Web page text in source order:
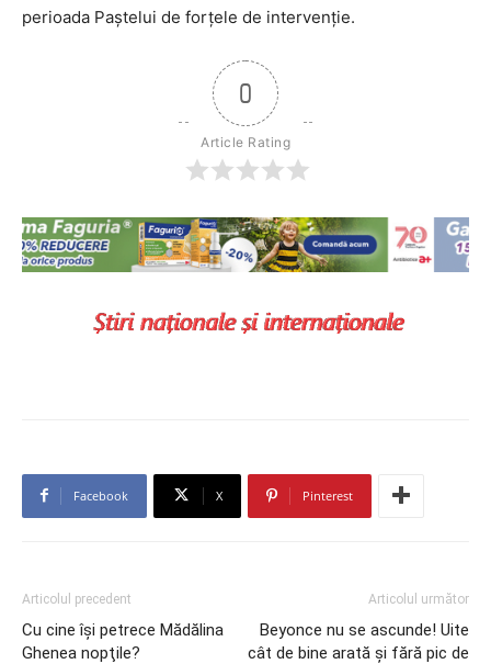
perioada Paştelui de forţele de intervenţie.
0
Article Rating
Facebook X Pinterest
Articolul precedent
Cu cine îşi petrece Mădălina
Ghenea nopţile?
Articolul următor
Beyonce nu se ascunde! Uite
cât de bine arată şi fără pic de